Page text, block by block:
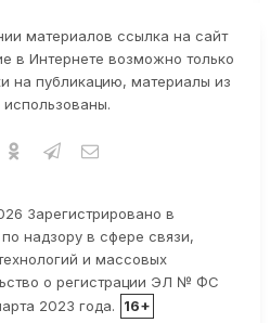
материалов ссылка на сайт
в Интернете возможно только
на публикацию, материалы из
использованы.
Зарегистрировано в
надзору в сфере связи,
и массовых
о регистрации ЭЛ № ФС
2023 года.
16+